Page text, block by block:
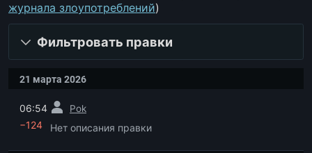
журнала злоупотреблений)
Фильтровать правки
21 марта 2026
06:54 Pok
−124 Нет описания правки